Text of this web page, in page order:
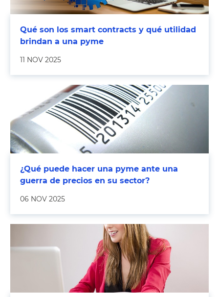
Qué son los smart contracts y qué utilidad
brindan a una pyme
11 NOV 2025
¿Qué puede hacer una pyme ante una
guerra de precios en su sector?
06 NOV 2025